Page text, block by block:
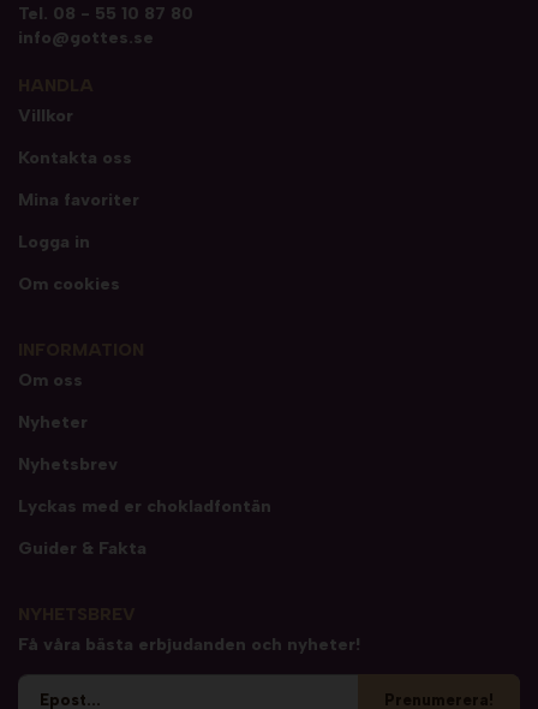
Tel. 08 - 55 10 87 80
info@gottes.se
Villkor
Kontakta oss
Mina favoriter
Logga in
Om cookies
Om oss
Nyheter
Nyhetsbrev
Lyckas med er chokladfontän
Guider & Fakta
Få våra bästa erbjudanden och nyheter!
Prenumerera!